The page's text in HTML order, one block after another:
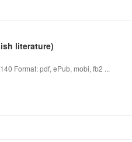
literature)
Format: pdf, ePub, mobi, fb2 ...